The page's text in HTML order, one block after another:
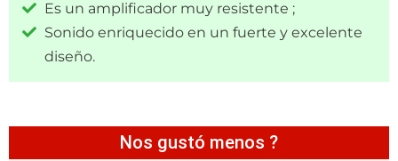
Es un amplificador muy resistente ;
Sonido enriquecido en un fuerte y excelente
diseño.
Nos gustó menos ?